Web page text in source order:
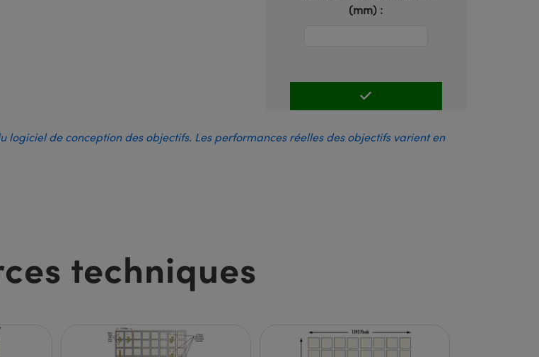
(mm) :
logiciel de conception des objectifs. Les performances réelles des objectifs varient en
techniques